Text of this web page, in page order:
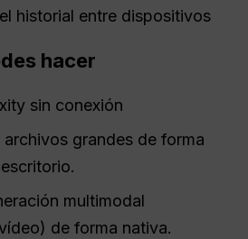
historial entre dispositivos
hacer
sin conexión
archivos grandes de forma
multimodal
de forma nativa.